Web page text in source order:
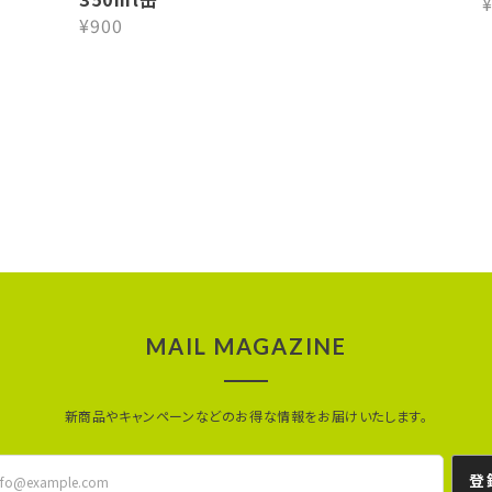
¥900
MAIL MAGAZINE
新商品やキャンペーンなどのお得な情報をお届けいたします。
登